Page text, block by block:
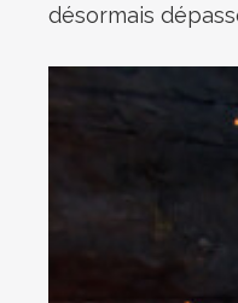
désormais